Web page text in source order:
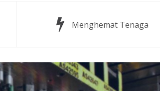
Menghemat Tenaga